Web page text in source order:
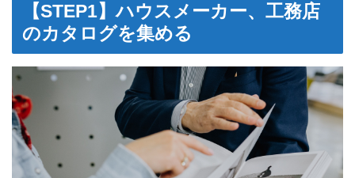
【STEP1】ハウスメーカー、工務店
のカタログを集める